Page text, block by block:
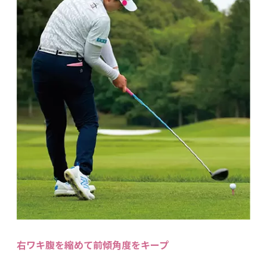
右ワキ腹を縮めて前傾角度をキープ